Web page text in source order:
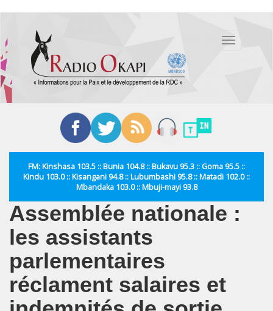
contenu
principal
Toggle
FM: Kinshasa 103.5 :: Bunia 104.8 :: Bukavu 95.3 :: Goma 95.5 ::
Kindu 103.0 :: Kisangani 94.8 :: Lubumbashi 95.8 :: Matadi 102.0 ::
Mbandaka 103.0 :: Mbuji-mayi 93.8
Assemblée nationale :
les assistants
parlementaires
réclament salaires et